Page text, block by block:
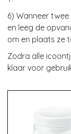
6) Wanneer
en leeg de
om en plaats ze
Zodra alle
klaar voor